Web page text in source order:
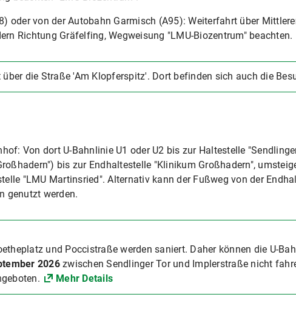
oder von der Autobahn Garmisch (A95): Weiterfahrt über
Richtung Gräfelfing, Wegweisung "LMU-Biozentrum" beachten.
die Straße 'Am Klopferspitz'. Dort befinden sich auch die
Von dort U-Bahnlinie U1 oder U2 bis zur Haltestelle
bis zur Endhaltestelle "Klinikum Großhadern",
"LMU Martinsried". Alternativ kann der Fußweg von der
genutzt werden.
und Poccistraße werden saniert. Daher können die U-
2026zwischen Sendlinger Tor und Implerstraße nicht
Mehr Details